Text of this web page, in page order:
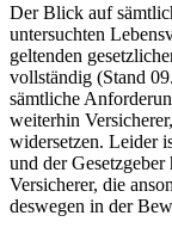
Der Blick auf
untersuchten
geltenden
vollständig (Stand
sämtliche
weiterhin
widersetzen. Leider
und der
Versicherer, die
deswegen in der